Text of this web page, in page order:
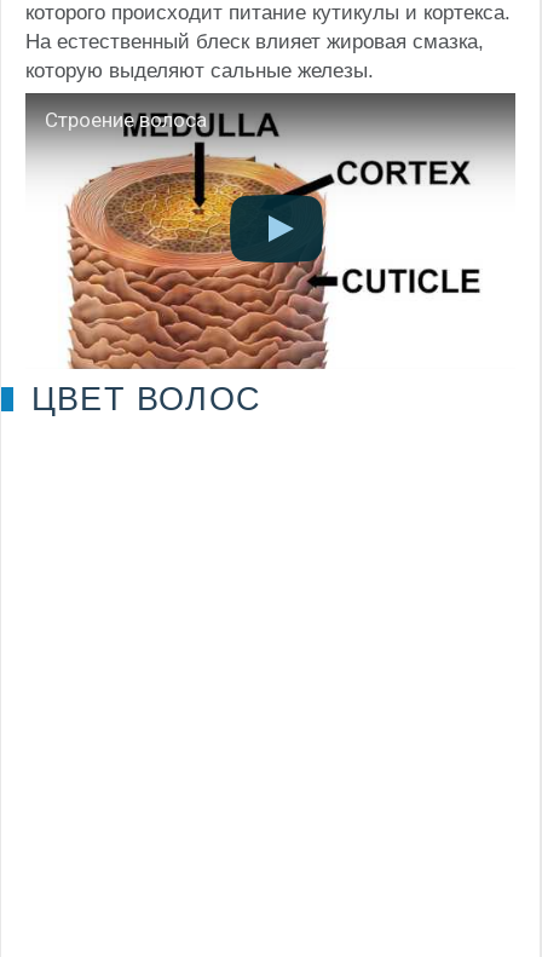
которого происходит питание кутикулы и кортекса.
На естественный блеск влияет жировая смазка,
которую выделяют сальные железы.
Строение волоса
ЦВЕТ ВОЛОС